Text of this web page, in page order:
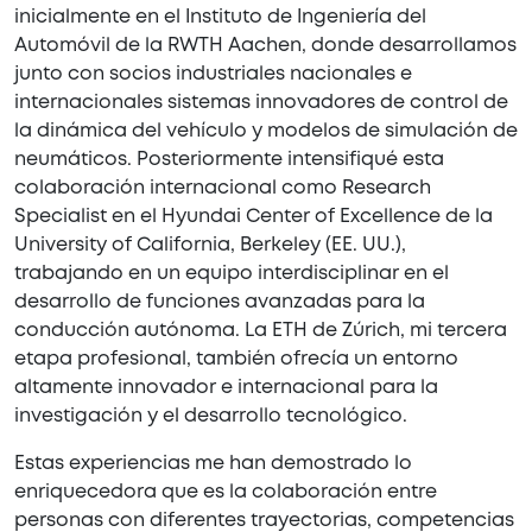
inicialmente en el Instituto de Ingeniería del
Automóvil de la RWTH Aachen, donde desarrollamos
junto con socios industriales nacionales e
internacionales sistemas innovadores de control de
la dinámica del vehículo y modelos de simulación de
neumáticos. Posteriormente intensifiqué esta
colaboración internacional como Research
Specialist en el Hyundai Center of Excellence de la
University of California, Berkeley (EE. UU.),
trabajando en un equipo interdisciplinar en el
desarrollo de funciones avanzadas para la
conducción autónoma. La ETH de Zúrich, mi tercera
etapa profesional, también ofrecía un entorno
altamente innovador e internacional para la
investigación y el desarrollo tecnológico.
Estas experiencias me han demostrado lo
enriquecedora que es la colaboración entre
personas con diferentes trayectorias, competencias